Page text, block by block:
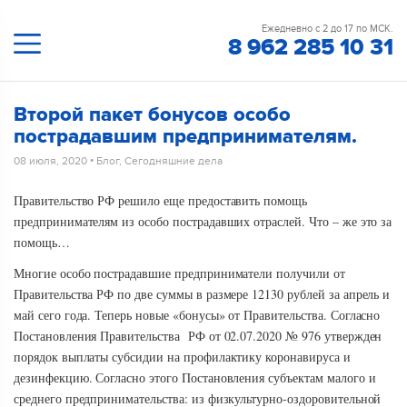
Ежедневно с 2 до 17 по МСК.
8 962 285 10 31
Второй пакет бонусов особо
пострадавшим предпринимателям.
08 июля, 2020 • Блог, Сегодняшние дела
Правительство РФ решило еще предоставить помощь
предпринимателям из особо пострадавших отраслей. Что – же это за
помощь…
Многие особо пострадавшие предприниматели получили от
Правительства РФ по две суммы в размере 12130 рублей за апрель и
май сего года. Теперь новые «бонусы» от Правительства. Согласно
Постановления Правительства РФ от 02.07.2020 № 976 утвержден
порядок выплаты субсидии на профилактику коронавируса и
дезинфекцию. Согласно этого Постановления субъектам малого и
среднего предпринимательства: из физкультурно-оздоровительной